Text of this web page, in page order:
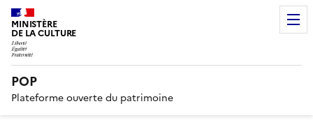
MINISTÈRE
DE LA CULTURE
POP
Plateforme ouverte du patrimoine